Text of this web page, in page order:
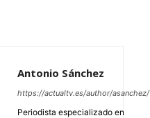
Antonio Sánchez
https://actualtv.es/author/asanchez/
Periodista especializado en